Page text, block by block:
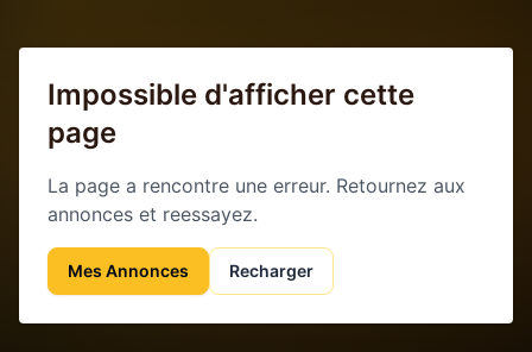
Impossible d'afficher cette
page
La page a rencontre une erreur. Retournez aux
annonces et reessayez.
Mes Annonces Recharger